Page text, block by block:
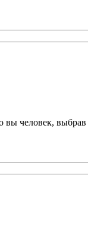
вы человек, выбрав